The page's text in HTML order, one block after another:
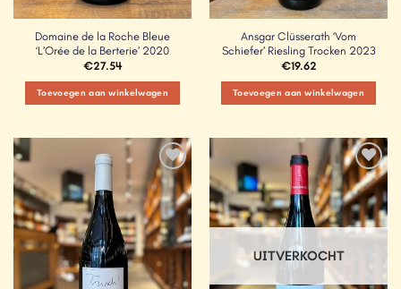
Domaine de la Roche Bleue
‘L’Orée de la Berterie’ 2020
€27.54
Toevoegen aan winkelwagen
Ansgar Clüsserath ‘Vom
Schiefer’ Riesling Trocken 2023
€19.62
Toevoegen aan winkelwagen
Add to
Wishlist
Add to
Wishlist
UITVERKOCHT